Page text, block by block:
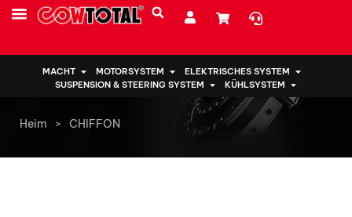
MACHT MOTORSYSTEM
ELEKTRISCHES SYSTEM
SUSPENSION & STEERING SYSTEM
KÜHLSYSTEM
Heim > CHIFFON